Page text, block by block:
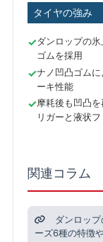
タイヤの強み
ダンロップの
ゴムを採用
ナノ凹凸ゴム
ーキ性能
摩耗後も凹凸
リガーと液状
関連コラム
ダンロッ
ーズ6種の特徴